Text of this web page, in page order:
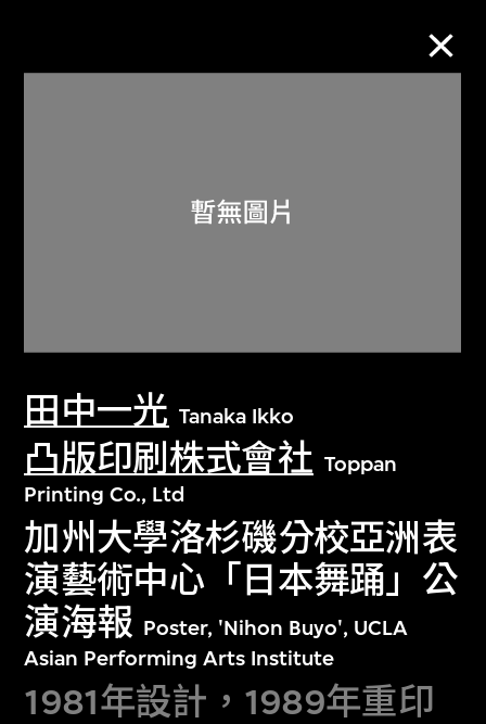
田中一光 Tanaka Ikko
凸版印刷株式會社 Toppan
Printing Co., Ltd
加州大學洛杉磯分校亞洲表
演藝術中心「日本舞踊」公
演海報 Poster, 'Nihon Buyo', UCLA
Asian Performing Arts Institute
1981年設計，1989年重印
關於M+藏品
探索世界頂級的二十及二十一世紀視覺
文化藏品。